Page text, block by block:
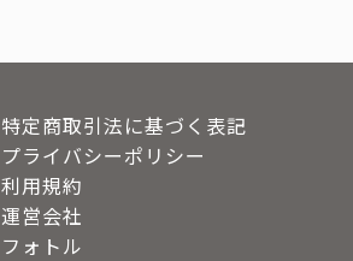
特定商取引法に基づく表記
プライバシーポリシー
利用規約
運営会社
フォトル